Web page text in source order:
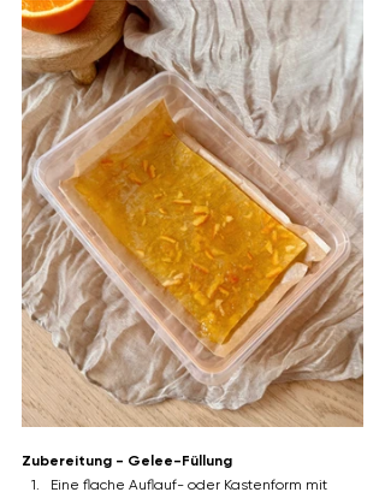
Zubereitung - Gelee-Füllung
Eine flache Auflauf- oder Kastenform mit